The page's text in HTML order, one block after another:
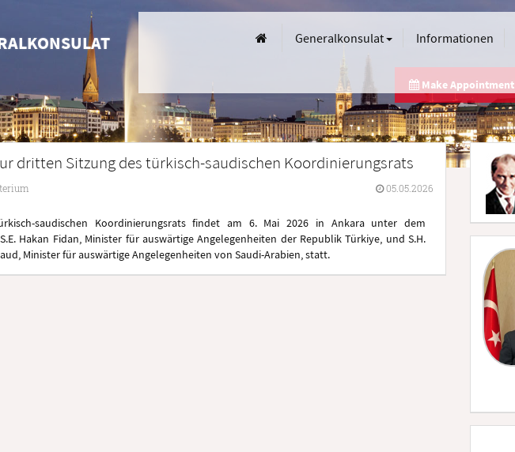
Generalkonsulat Informationen
Make Appointment
dritten Sitzung des türkisch-saudischen Koordinierungsrats
05.05.2026
saudischen Koordinierungsrats findet am 6. Mai 2026 in Ankara unter dem
Hakan Fidan, Minister für auswärtige Angelegenheiten der Republik Türkiye, und S.H.
Minister für auswärtige Angelegenheiten von Saudi-Arabien, statt.